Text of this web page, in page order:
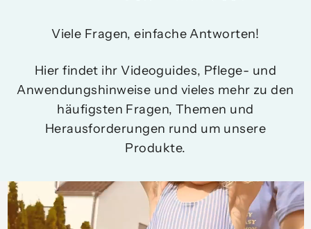
Viele Fragen, einfache Antworten!
Hier findet ihr Videoguides, Pflege- und
Anwendungshinweise und vieles mehr zu den
häufigsten Fragen, Themen und
Herausforderungen rund um unsere
Produkte.